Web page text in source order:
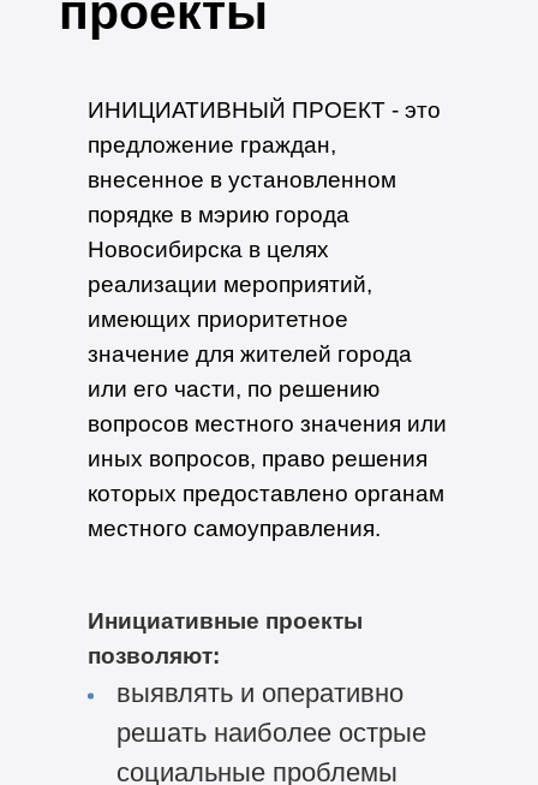
проекты
ИНИЦИАТИВНЫЙ ПРОЕКТ - это
предложение граждан,
внесенное в установленном
порядке в мэрию города
Новосибирска в целях
реализации мероприятий,
имеющих приоритетное
значение для жителей города
или его части, по решению
вопросов местного значения или
иных вопросов, право решения
которых предоставлено органам
местного самоуправления.
Инициативные проекты
позволяют:
выявлять и оперативно
решать наиболее острые
социальные проблемы